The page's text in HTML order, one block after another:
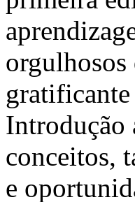
orgulhosos
Introdução
conceitos,
e